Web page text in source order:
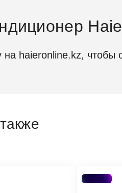
Общие
haieronline.kz, чтобы